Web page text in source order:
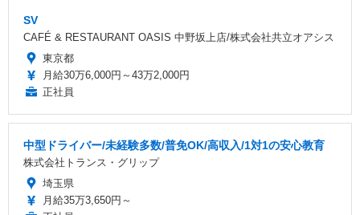
SV
CAFÉ & RESTAURANT OASIS 中野坂上店/株式会社共立オアシス
東京都
月給30万6,000円～43万2,000円
正社員
中型ドライバー/未経験多数/普免OK/高収入/1対1の安心教育
株式会社トランス・グリップ
埼玉県
月給35万3,650円～